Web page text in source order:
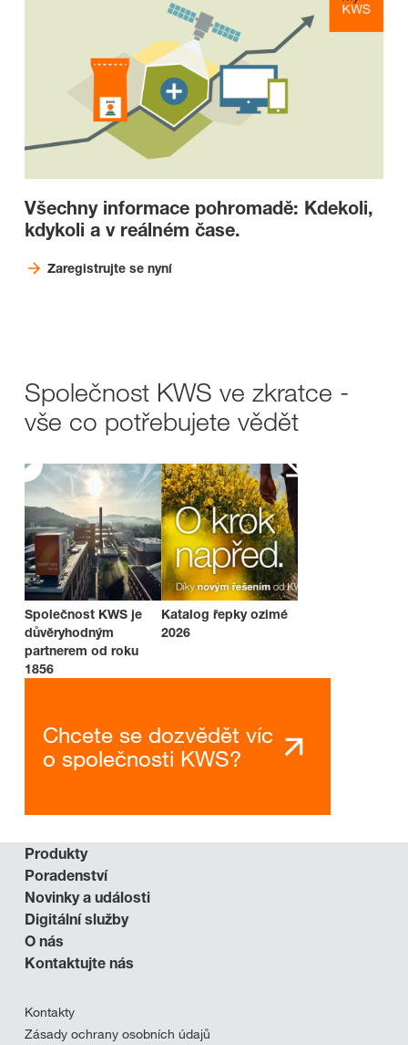
Všechny informace pohromadě: Kdekoli,
kdykoli a v reálném čase.
Zaregistrujte se nyní
Společnost KWS ve zkratce -
vše co potřebujete vědět
Společnost KWS je
důvěryhodným
partnerem od roku
1856
Katalog řepky ozimé
2026
Chcete se dozvědět víc
o společnosti KWS?
Produkty
Poradenství
Novinky a události
Digitální služby
O nás
Kontaktujte nás
Kontakty
Zásady ochrany osobních údajů